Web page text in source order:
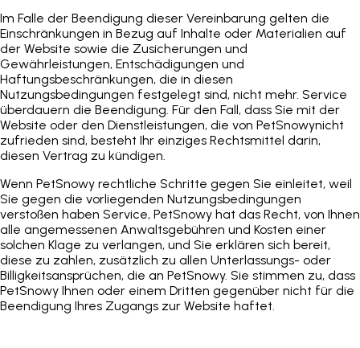
Im Falle der Beendigung dieser Vereinbarung gelten die
Einschränkungen in Bezug auf Inhalte oder Materialien auf
der Website sowie die Zusicherungen und
Gewährleistungen, Entschädigungen und
Haftungsbeschränkungen, die in diesen
Nutzungsbedingungen festgelegt sind, nicht mehr. Service
überdauern die Beendigung. Für den Fall, dass Sie mit der
Website oder den Dienstleistungen, die von PetSnowynicht
zufrieden sind, besteht Ihr einziges Rechtsmittel darin,
diesen Vertrag zu kündigen.
Wenn PetSnowy rechtliche Schritte gegen Sie einleitet, weil
Sie gegen die vorliegenden Nutzungsbedingungen
verstoßen haben Service, PetSnowy hat das Recht, von Ihnen
alle angemessenen Anwaltsgebühren und Kosten einer
solchen Klage zu verlangen, und Sie erklären sich bereit,
diese zu zahlen, zusätzlich zu allen Unterlassungs- oder
Billigkeitsansprüchen, die an PetSnowy. Sie stimmen zu, dass
PetSnowy Ihnen oder einem Dritten gegenüber nicht für die
Beendigung Ihres Zugangs zur Website haftet.